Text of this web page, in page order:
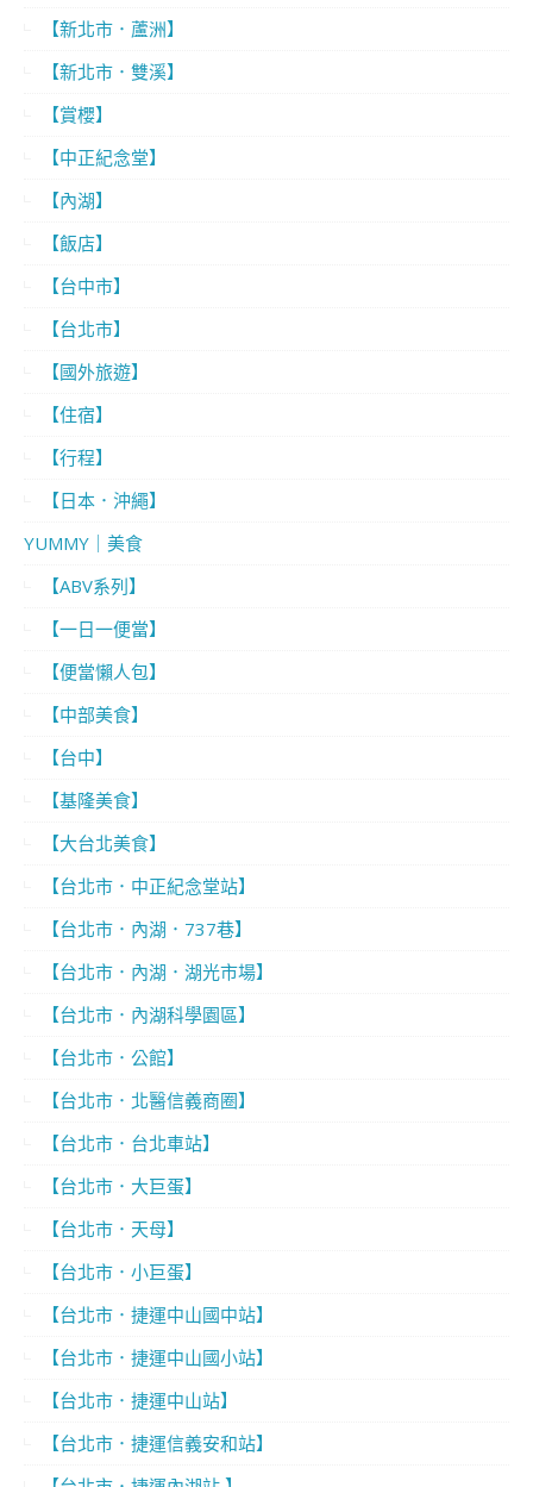
【新北市．蘆洲】
【新北市．雙溪】
【賞櫻】
【中正紀念堂】
【內湖】
【飯店】
【台中市】
【台北市】
【國外旅遊】
【住宿】
【行程】
【日本．沖繩】
YUMMY｜美食
【ABV系列】
【一日一便當】
【便當懶人包】
【中部美食】
【台中】
【基隆美食】
【大台北美食】
【台北市．中正紀念堂站】
【台北市．內湖．737巷】
【台北市．內湖．湖光市場】
【台北市．內湖科學園區】
【台北市．公館】
【台北市．北醫信義商圈】
【台北市．台北車站】
【台北市．大巨蛋】
【台北市．天母】
【台北市．小巨蛋】
【台北市．捷運中山國中站】
【台北市．捷運中山國小站】
【台北市．捷運中山站】
【台北市．捷運信義安和站】